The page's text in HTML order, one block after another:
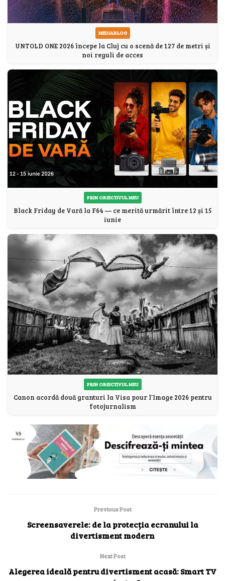
MEDIABLOG
UNTOLD ONE 2026 începe la Cluj cu o scenă de 127 de metri și
noi reguli de acces
PRIN OBIECTIVUL MEU
Black Friday de Vară la F64 — ce merită urmărit între 12 și 15
iunie
PRIN OBIECTIVUL MEU
Canon acordă două granturi la Visa pour l’Image 2026 pentru
fotojurnalism
Previous Post
Screensaverele: de la protecția ecranului la
divertisment modern
Next Post
Alegerea ideală pentru divertisment acasă: Smart TV